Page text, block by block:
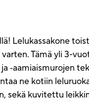
Lelukassakone
Tämä yli 3-
‑aamiaismurojen
ne kotiin
sekä kuvitettu